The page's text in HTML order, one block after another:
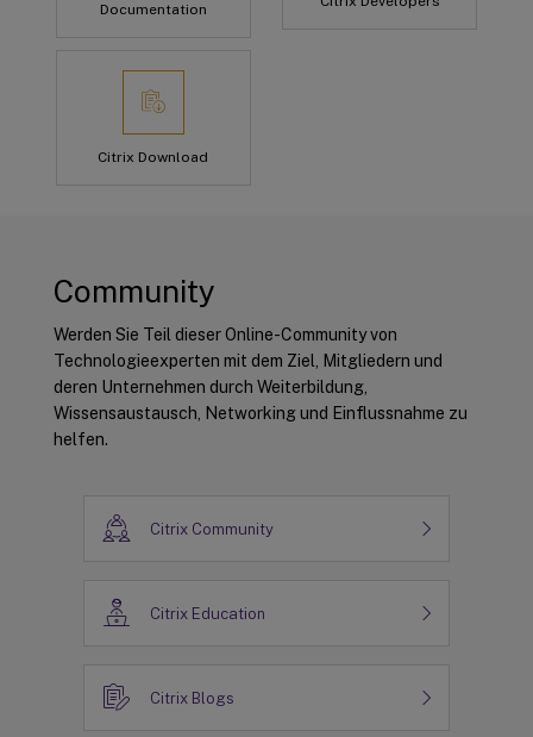
Documentation
Citrix Download
Community
Werden Sie Teil dieser Online-Community von
Technologieexperten mit dem Ziel, Mitgliedern und
deren Unternehmen durch Weiterbildung,
Wissensaustausch, Networking und Einflussnahme zu
helfen.
Citrix Community
Citrix Education
Citrix Blogs